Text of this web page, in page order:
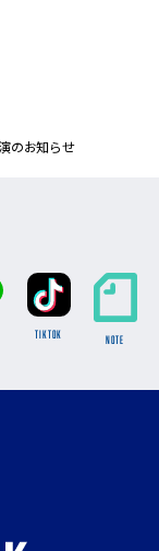
のお知らせ
TikTok NOTE